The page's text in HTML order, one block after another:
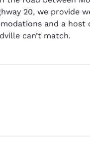
20, we provide
and a
can’t match.